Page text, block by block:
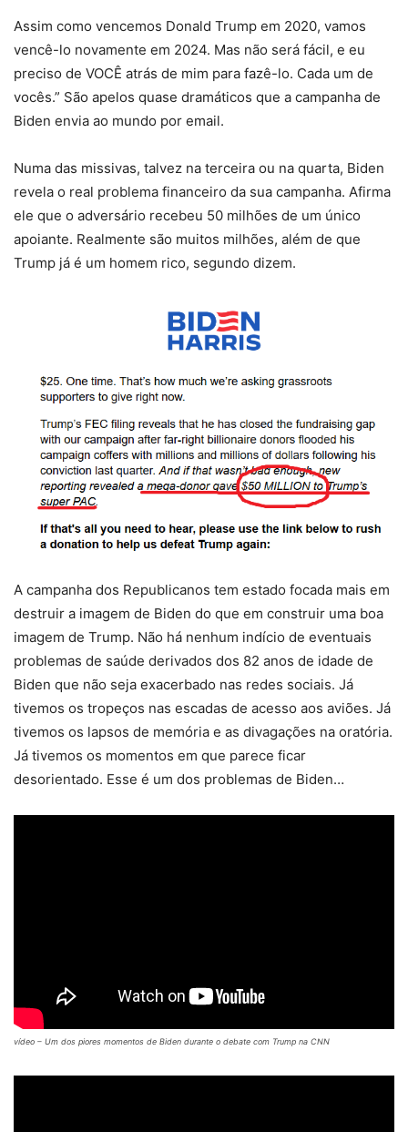
Assim como vencemos Donald Trump em 2020, vamos
vencê-lo novamente em 2024. Mas não será fácil, e eu
preciso de VOCÊ atrás de mim para fazê-lo. Cada um de
vocês.” São apelos quase dramáticos que a campanha de
Biden envia ao mundo por email.
Numa das missivas, talvez na terceira ou na quarta, Biden
revela o real problema financeiro da sua campanha. Afirma
ele que o adversário recebeu 50 milhões de um único
apoiante. Realmente são muitos milhões, além de que
Trump já é um homem rico, segundo dizem.
A campanha dos Republicanos tem estado focada mais em
destruir a imagem de Biden do que em construir uma boa
imagem de Trump. Não há nenhum indício de eventuais
problemas de saúde derivados dos 82 anos de idade de
Biden que não seja exacerbado nas redes sociais. Já
tivemos os tropeços nas escadas de acesso aos aviões. Já
tivemos os lapsos de memória e as divagações na oratória.
Já tivemos os momentos em que parece ficar
desorientado. Esse é um dos problemas de Biden…
vídeo – Um dos piores momentos de Biden durante o debate com Trump na CNN